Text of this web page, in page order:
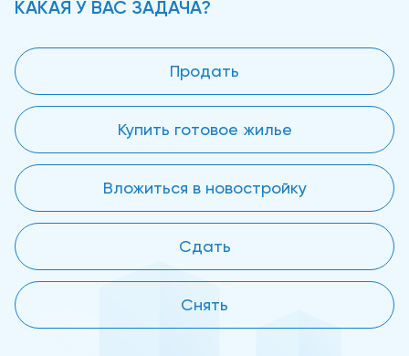
КАКАЯ У ВАС ЗАДАЧА?
Продать
Купить готовое жилье
Вложиться в новостройку
Сдать
Снять